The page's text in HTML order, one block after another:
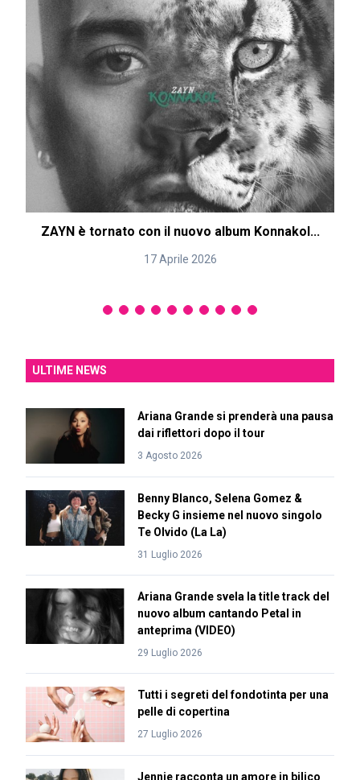
ZAYN è tornato con il nuovo album Konnakol...
17 Aprile 2026
ULTIME NEWS
Ariana Grande si prenderà una pausa
dai riflettori dopo il tour
3 Agosto 2026
Benny Blanco, Selena Gomez &
Becky G insieme nel nuovo singolo
Te Olvido (La La)
31 Luglio 2026
Ariana Grande svela la title track del
nuovo album cantando Petal in
anteprima (VIDEO)
29 Luglio 2026
Tutti i segreti del fondotinta per una
pelle di copertina
27 Luglio 2026
Jennie racconta un amore in bilico